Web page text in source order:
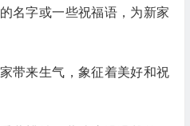
名字或一些祝福语，为新家
带来生气，象征着美好和祝